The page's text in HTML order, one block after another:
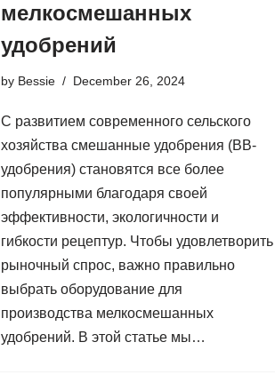
мелкосмешанных
удобрений
by Bessie December 26, 2024
С развитием современного сельского
хозяйства смешанные удобрения (BB-
удобрения) становятся все более
популярными благодаря своей
эффективности, экологичности и
гибкости рецептур. Чтобы удовлетворить
рыночный спрос, важно правильно
выбрать оборудование для
производства мелкосмешанных
удобрений. В этой статье мы…